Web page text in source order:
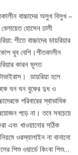
বাচ্চাদের অসুখ বিসুখ –
বেলায়েত হোসেন ঢালী
শীতে বাচ্চাদের ডায়রিয়ার
খুব বেশি।শীতকালীন
কারন মূলত
ডায়রিয়া হলে
ঘন ঘন বুকের দুধ ও
পরিবারের স্বাভাবিক
পড়ে না। তবে সবচেয়ে
এবং খাওয়ানোর সঠিক
ওরস্যালাইন না বানানো
শিশু ওয়ার্ডে কিংবা শিশু…